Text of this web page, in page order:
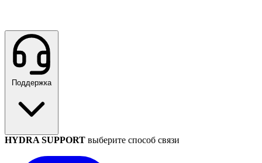
Поддержка
HYDRA SUPPORT выберите способ связи